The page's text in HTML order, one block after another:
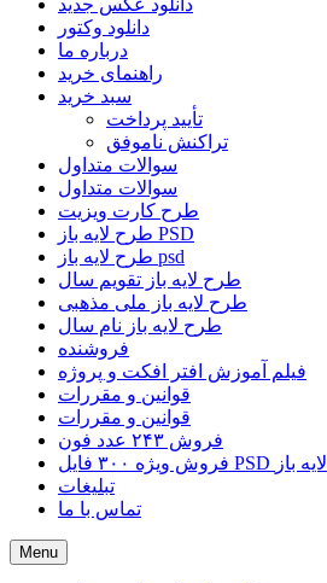
دانلود وکتور
درباره ما
راهنمای خرید
سبد خرید
تأیید پرداخت
تراکنش ناموفق
سوالات متداول
سوالات متداول
طرح کارت ویزیت
طرح لایه باز PSD
طرح لایه باز psd
طرح لایه باز تقویم سال
طرح لایه باز ملی مذهبی
طرح لایه باز نام سال
فروشنده
فیلم آموزش افتر افکت و پروژه
قوانین و مقررات
قوانین و مقررات
فروش ۲۴۳ عدد فون
فروش ویژه ۳۰۰ فایل PSD لایه باز
تبلیغات
تماس با ما
Menu